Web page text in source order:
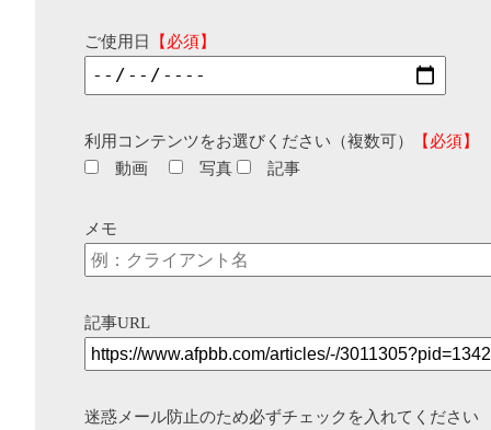
ご使用日 【必須】
利用コンテンツをお選びください（複数可）
【必須】
動画
写真 記事
メモ
記事URL
迷惑メール防止のため必ずチェックを入れてください